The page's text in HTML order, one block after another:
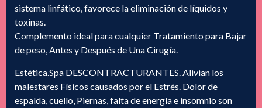
sistema linfático, favorece la eliminación de líquidos y
toxinas.
Complemento ideal para cualquier Tratamiento para Bajar
de peso, Antes y Después de Una Cirugía.
Estética.Spa DESCONTRACTURANTES. Alivian los
malestares Físicos causados por el Estrés. Dolor de
espalda, cuello, Piernas, falta de energía e insomnio son